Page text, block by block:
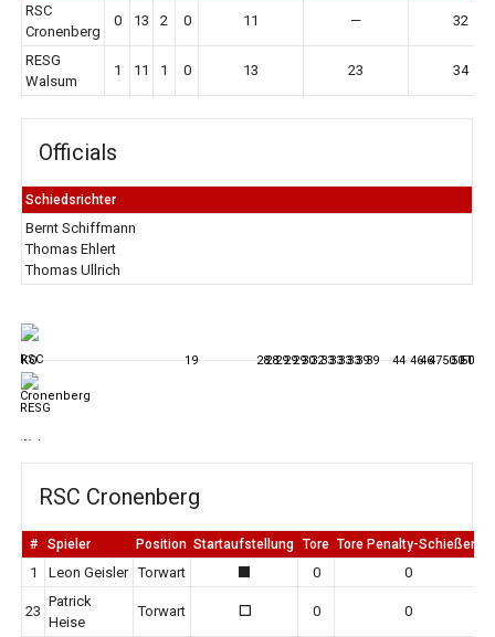
RSC
Cronenberg
0 13 2 0 11 — 32
RESG
Walsum
1 11 1 0 13 23 34
Officials
Schiedsrichter
Bernt Schiffmann
Thomas Ehlert
Thomas Ullrich
KO 19 28282929293032333333333939 44 464647505050
FT
RSC Cronenberg
# Spieler Position Startaufstellung Tore Tore Penalty-Schießen
1 Leon Geisler Torwart 1 0 0
23
Patrick
Heise
Torwart 0 0 0